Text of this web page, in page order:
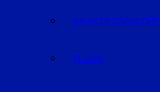
RAUM DEGGENDORF
BLUVAL